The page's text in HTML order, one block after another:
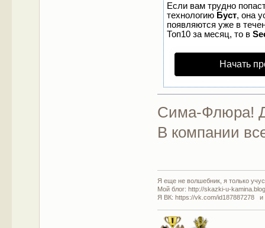
Если вам трудно
технологию Буст, она
появляются уже в
Топ10 за месяц, то в
Начать
Сима-Флюра!
В компании
Я еще не волшебник, я только
Мой блог: http://skazki-u-
Я ВК: https://vk.com/id187887278 и